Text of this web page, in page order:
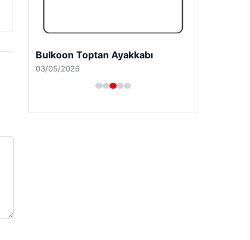
Bulkoon Toptan Ayakkabı
03/05/2026